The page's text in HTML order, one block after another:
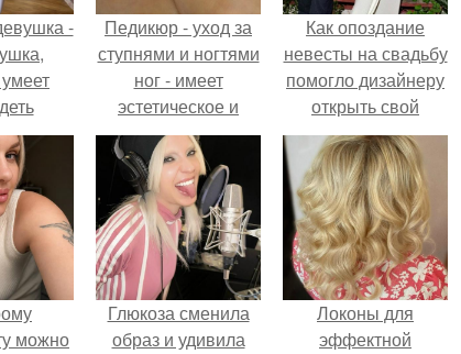
-
и
любои
Педикюр - уход за
ступнями и ногтями
ног - имеет
эстетическое и
профилактическое
значение и
является
обязательной
процедурой.
Как опоздание
невесты на свадьбу
помогло дизайнеру
открыть свой
бренд.
можно
Глюкоза сменила
образ и удивила
Локоны для
эффектной